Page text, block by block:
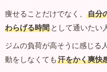
痩せることだけでなく、
自分
わらげる時間 として通いたい
ジムの負荷が高そうに感じる
動をしなくても 汗をかく爽快